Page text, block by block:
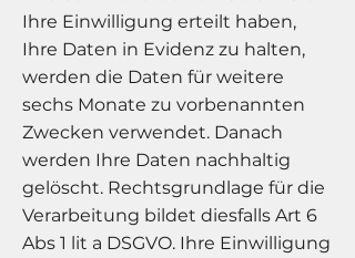
Ihre Einwilligung erteilt haben,
Ihre Daten in Evidenz zu halten,
werden die Daten für weitere
sechs Monate zu vorbenannten
Zwecken verwendet. Danach
werden Ihre Daten nachhaltig
gelöscht. Rechtsgrundlage für die
Verarbeitung bildet diesfalls Art 6
Abs 1 lit a DSGVO. Ihre Einwilligung